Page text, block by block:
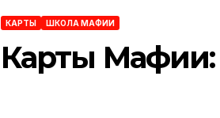
КАРТЫ ШКОЛА МАФИИ
Карты Мафии: